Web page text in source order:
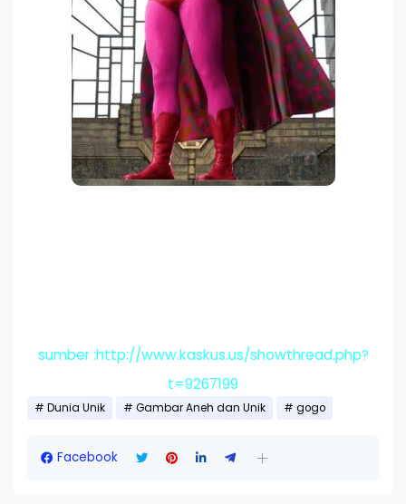
sumber :http://www.kaskus.us/showthread.php?
t=9267199
Dunia Unik Gambar Aneh dan Unik gogo
Facebook